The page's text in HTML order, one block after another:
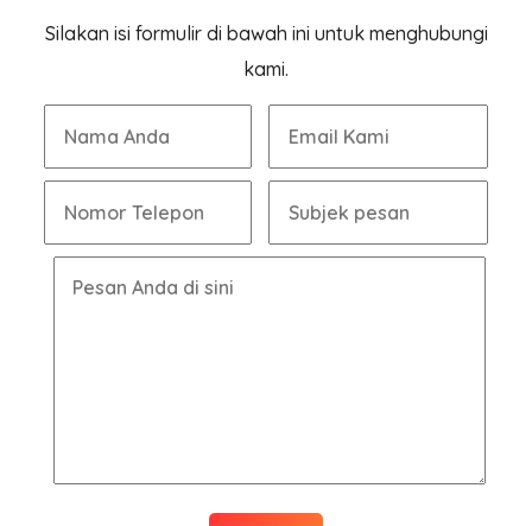
Silakan isi formulir di bawah ini untuk menghubungi
kami.